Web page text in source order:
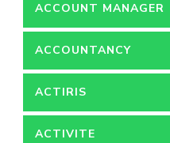
ACCOUNT MANAGER
ACCOUNTANCY
ACTIRIS
ACTIVITE